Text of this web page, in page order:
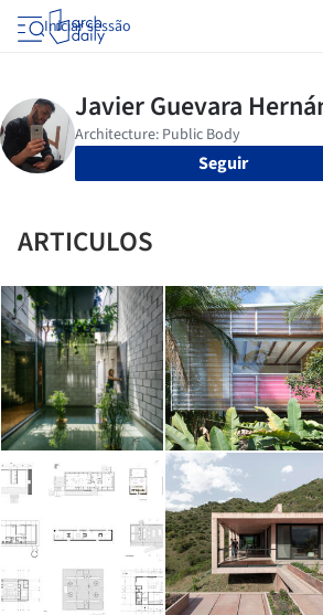
Iniciar sessão
Seguir
ARTICULOS